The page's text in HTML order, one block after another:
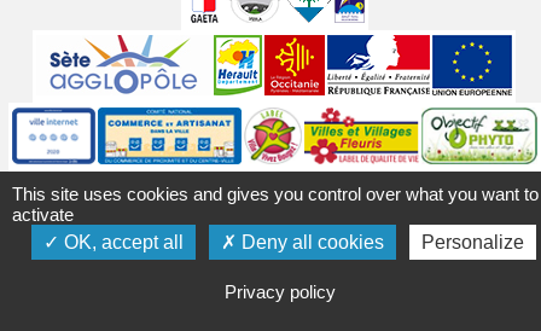
partenaires
Labels
Autres
Gérer les cookies Politique de confidentialité
This site uses cookies and gives you control over what you want to
activate
OK, accept all
Deny all cookies Personalize
Privacy policy